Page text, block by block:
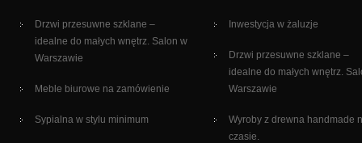
Drzwi przesuwne szklane –
idealne do małych wnętrz. Salon w
Warszawie
Meble biurowe na zamówienie
Sypialna w stylu minimum
Inwestycja w żaluzje
Drzwi przesuwne szklane –
idealne do małych wnętrz.
Warszawie
Wyroby z drewna handmade
czasie.